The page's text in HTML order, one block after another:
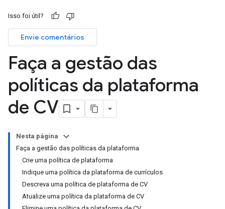
Isso foi útil?
Envie comentários
Faça a gestão das
políticas da plataforma
de CV
Nesta página
Faça a gestão das políticas da plataforma
Crie uma política de plataforma
Indique uma política da plataforma de currículos
Descreva uma política de plataforma de CV
Atualize uma política da plataforma de CV